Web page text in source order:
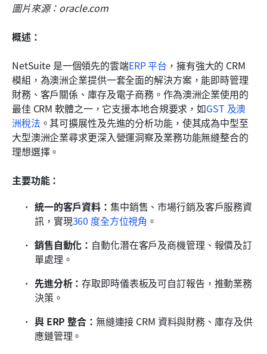
圖片來源：oracle.com
概述：
NetSuite 是一個領先的雲端ERP 平台 ，擁有強大的 CRM
模組，為澳洲企業提供一套全面的解決方案，能即時管理
財務、客戶關係、庫存及電子商務。作為澳洲企業使用的
最佳 CRM 軟體之一，它支援本地合規要求，如GST 及澳
洲稅法 。其可擴展性及先進的分析功能，使其成為中型至
大型澳洲企業尋求更深入營運洞察及業務功能無縫整合的
理想選擇。
主要功能：
統一的客戶資料： 集中銷售、市場行銷及客戶服務資
訊，實現360 度全方位視角 。
銷售自動化： 自動化潛在客戶及商機管理、報價及訂
單處理。
先進分析：存取即時儀表板及可自訂報告，推動業務
決策。
與 ERP 整合： 無縫連接 CRM 資料與財務、庫存及供
應鏈管理。